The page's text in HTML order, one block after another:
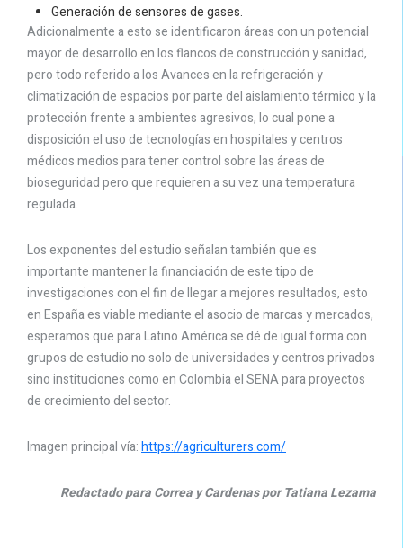
Generación de sensores de gases.
Adicionalmente a esto se identificaron áreas con un potencial
mayor de desarrollo en los flancos de construcción y sanidad,
pero todo referido a los Avances en la refrigeración y
climatización de espacios por parte del aislamiento térmico y la
protección frente a ambientes agresivos, lo cual pone a
disposición el uso de tecnologías en hospitales y centros
médicos medios para tener control sobre las áreas de
bioseguridad pero que requieren a su vez una temperatura
regulada.
Los exponentes del estudio señalan también que es
importante mantener la financiación de este tipo de
investigaciones con el fin de llegar a mejores resultados, esto
en España es viable mediante el asocio de marcas y mercados,
esperamos que para Latino América se dé de igual forma con
grupos de estudio no solo de universidades y centros privados
sino instituciones como en Colombia el SENA para proyectos
de crecimiento del sector.
Imagen principal vía:https://agriculturers.com/
Redactado para Correa y Cardenas por Tatiana Lezama